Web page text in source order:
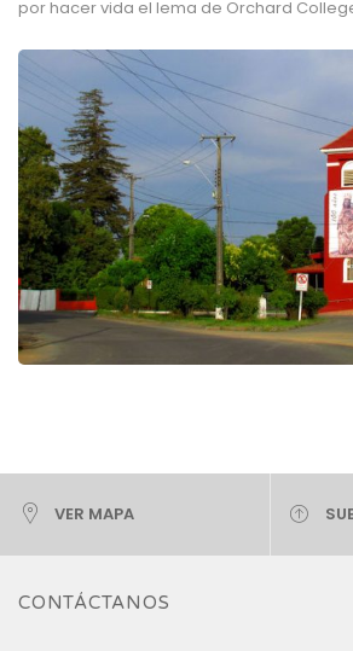
por hacer vida el lema de Orchard
VER MAPA
CONTÁCTANOS